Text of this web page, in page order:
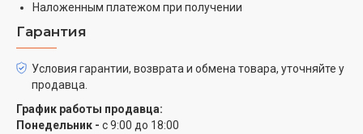
Наложенным платежом при получении
Гарантия
Условия гарантии, возврата и обмена товара, уточняйте у
продавца.
График работы продавца:
Понедельник - с 9:00 до 18:00